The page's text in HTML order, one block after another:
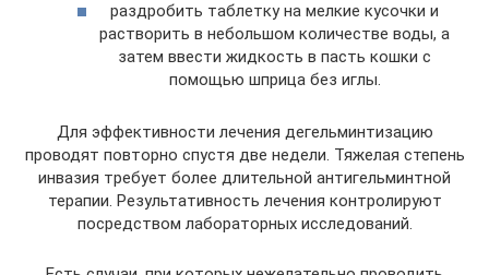
раздробить таблетку на мелкие кусочки и
растворить в небольшом количестве воды, а
затем ввести жидкость в пасть кошки с
помощью шприца без иглы.
Для эффективности лечения дегельминтизацию
проводят повторно спустя две недели. Тяжелая степень
инвазия требует более длительной антигельминтной
терапии. Результативность лечения контролируют
посредством лабораторных исследований.